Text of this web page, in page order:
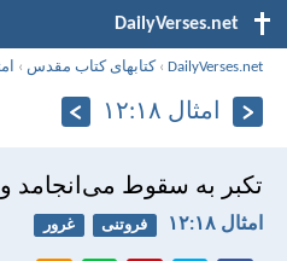
DailyVerses.net
DailyVerses.net
›کتابهای کتاب مقدس ›
امثال ۱۸:‏۱۲
تكبر به سقوط می‌انجامد
امثال ۱۸:‏۱۲ فروتنی غرور